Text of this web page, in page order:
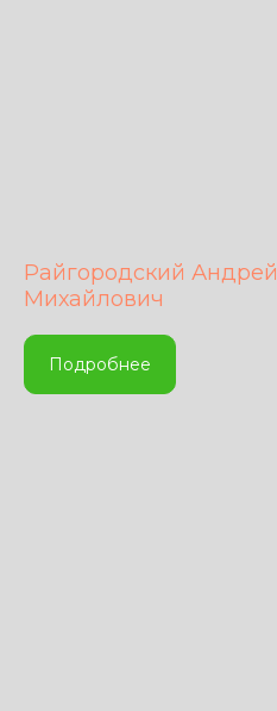
Райгородский Андрей
Михайлович
Подробнее